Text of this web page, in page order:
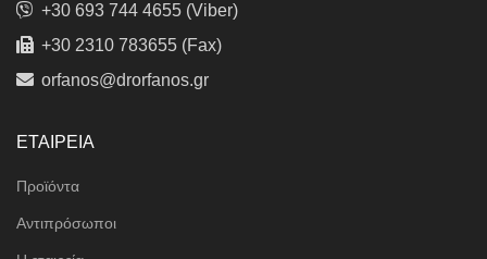
+30 693 744 4655 (Viber)
+30 2310 783655 (Fax)
orfanos@drorfanos.gr
ΕΤΑΙΡΕΙΑ
Προϊόντα
Αντιπρόσωποι